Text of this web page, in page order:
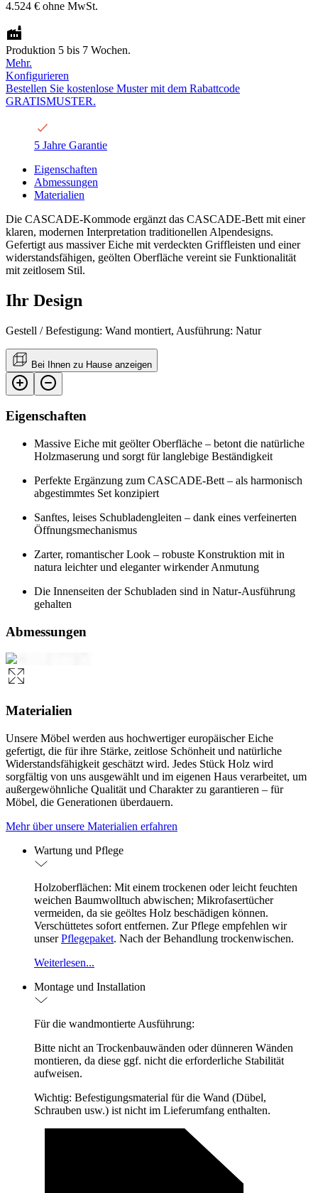
4.524 € ohne MwSt.
Produktion 5 bis 7 Wochen.
Mehr.
Konfigurieren
Bestellen Sie kostenlose Muster mit dem Rabattcode
GRATISMUSTER.
5 Jahre Garantie
Eigenschaften
Abmessungen
Materialien
Die CASCADE-Kommode ergänzt das CASCADE-Bett mit einer
klaren, modernen Interpretation traditionellen Alpendesigns.
Gefertigt aus massiver Eiche mit verdeckten Griffleisten und einer
widerstandsfähigen, geölten Oberfläche vereint sie Funktionalität
mit zeitlosem Stil.
Ihr Design
Gestell / Befestigung: Wand montiert, Ausführung: Natur
Bei Ihnen zu Hause anzeigen
Eigenschaften
Massive Eiche mit geölter Oberfläche – betont die natürliche
Holzmaserung und sorgt für langlebige Beständigkeit
Perfekte Ergänzung zum CASCADE-Bett – als harmonisch
abgestimmtes Set konzipiert
Sanftes, leises Schubladengleiten – dank eines verfeinerten
Öffnungsmechanismus
Zarter, romantischer Look – robuste Konstruktion mit in
natura leichter und eleganter wirkender Anmutung
Die Innenseiten der Schubladen sind in Natur-Ausführung
gehalten
Abmessungen
Materialien
Unsere Möbel werden aus hochwertiger europäischer Eiche
gefertigt, die für ihre Stärke, zeitlose Schönheit und natürliche
Widerstandsfähigkeit geschätzt wird. Jedes Stück Holz wird
sorgfältig von uns ausgewählt und im eigenen Haus verarbeitet, um
außergewöhnliche Qualität und Charakter zu garantieren – für
Möbel, die Generationen überdauern.
Mehr über unsere Materialien erfahren
Wartung und Pflege
Holzoberflächen: Mit einem trockenen oder leicht feuchten
weichen Baumwolltuch abwischen; Mikrofasertücher
vermeiden, da sie geöltes Holz beschädigen können.
Verschüttetes sofort entfernen. Zur Pflege empfehlen wir
unserPflegepaket. Nach der Behandlung trockenwischen.
Weiterlesen...
Montage und Installation
Für die wandmontierte Ausführung:
Bitte nicht an Trockenbauwänden oder dünneren Wänden
montieren, da diese ggf. nicht die erforderliche Stabilität
aufweisen.
Wichtig: Befestigungsmaterial für die Wand (Dübel,
Schrauben usw.) ist nicht im Lieferumfang enthalten.